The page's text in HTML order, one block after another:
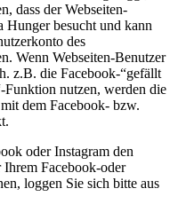
dass der Webseiten-
Hunger besucht und kann
des
Wenn Webseiten-Benutzer
z.B. die Facebook-“gefällt
Funktion nutzen, werden die
dem Facebook- bzw.
oder Instagram den
Facebook-oder
loggen Sie sich bitte aus